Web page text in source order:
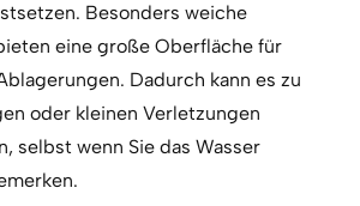
Besonders weiche
eine große Oberfläche für
Dadurch kann es zu
oder kleinen Verletzungen
selbst wenn Sie das Wasser